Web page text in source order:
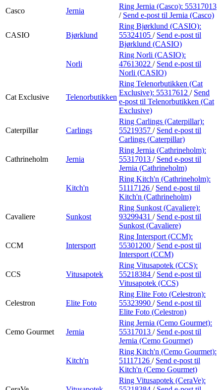
Casco
Jernia
Ring Jernia (Casco): 55317013
/ Send e-post til Jernia (Casco)
CASIO Bjørklund
Ring Bjørklund (CASIO):
55324105 / Send e-post til
Bjørklund (CASIO)
Norli
Ring Norli (CASIO):
47613022 / Send e-post til
Norli (CASIO)
Cat Exclusive Telenorbutikken
Ring Telenorbutikken (Cat
Exclusive): 55317612 / Send
e-post til Telenorbutikken (Cat
Exclusive)
Caterpillar Carlings
Ring Carlings (Caterpillar):
55219357 / Send e-post til
Carlings (Caterpillar)
Cathrineholm Jernia
Ring Jernia (Cathrineholm):
55317013 / Send e-post til
Jernia (Cathrineholm)
Kitch'n
Ring Kitch'n (Cathrineholm):
51117126 / Send e-post til
Kitch'n (Cathrineholm)
Cavaliere Sunkost
Ring Sunkost (Cavaliere):
93299431 / Send e-post til
Sunkost (Cavaliere)
CCM Intersport
Ring Intersport (CCM):
55301200 / Send e-post til
Intersport (CCM)
CCS Vitusapotek
Ring Vitusapotek (CCS):
55218384 / Send e-post til
Vitusapotek (CCS)
Celestron Elite Foto
Ring Elite Foto (Celestron):
55323990 / Send e-post til
Elite Foto (Celestron)
Cemo Gourmet Jernia
Ring Jernia (Cemo Gourmet):
55317013 / Send e-post til
Jernia (Cemo Gourmet)
Kitch'n
Ring Kitch'n (Cemo Gourmet):
51117126 / Send e-post til
Kitch'n (Cemo Gourmet)
Ring Vitusapotek (CeraVe):